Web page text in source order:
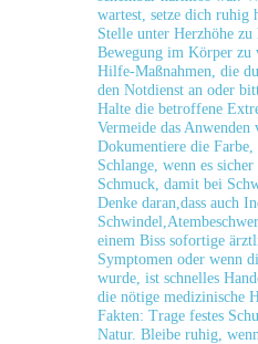
wartest, setze dich ruhig
Stelle unter Herzhöhe
Bewegung im Körper zu
Hilfe-Maßnahmen, ⁤die
den⁣ Notdienst an oder
Halte ⁢die betroffene
Vermeide ‌das Anwenden
Dokumentiere die
Schlange, wenn⁤ es
⁢Schmuck, damit bei
Denke daran,dass ⁤auch
einem Biss sofortige
Symptomen oder‌ wenn
⁢wurde, ist schnelles
‌die ‌nötige ⁣medizinische
Fakten: Trage ⁣festes
Natur. Bleibe ruhig,